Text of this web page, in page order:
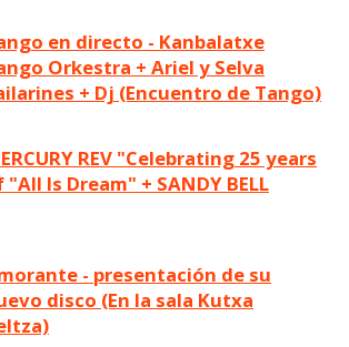
Orkestra + Ariel y Selva
+ Dj (Encuentro de Tango)
"All Is Dream" + SANDY BELL
disco (En la sala Kutxa